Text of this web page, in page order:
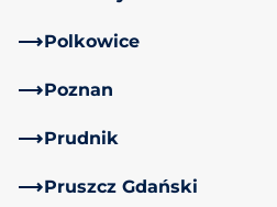
Polkowice
Poznan
Prudnik
Pruszcz Gdański